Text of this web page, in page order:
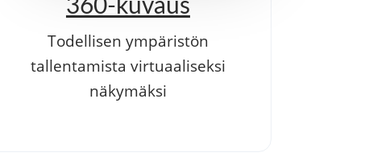
360-kuvaus
Todellisen ympäristön
tallentamista virtuaaliseksi
näkymäksi